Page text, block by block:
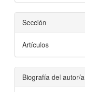
Sección
Artículos
Biografía del autor/a